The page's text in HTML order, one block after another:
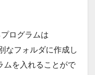
ログラムは
フォルダに作成し
ムを入れることがで